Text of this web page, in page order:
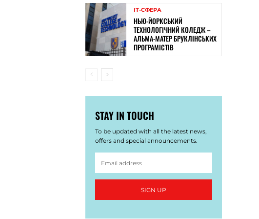
ІТ-СФЕРА
НЬЮ-ЙОРКСЬКИЙ
ТЕХНОЛОГІЧНИЙ КОЛЕДЖ –
АЛЬМА-МАТЕР БРУКЛІНСЬКИХ
ПРОГРАМІСТІВ
STAY IN TOUCH
To be updated with all the latest news,
offers and special announcements.
SIGN UP